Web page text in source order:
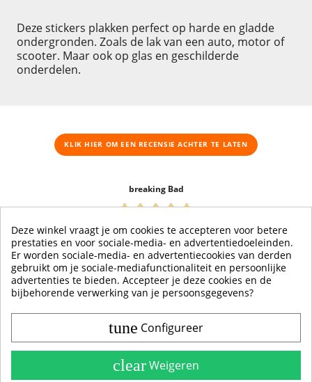
Deze stickers plakken perfect op harde en gladde
ondergronden. Zoals de lak van een auto, motor of
scooter. Maar ook op glas en geschilderde
onderdelen.
KLIK HIER OM EEN ​​RECENSIE ACHTER TE LATEN
breaking Bad
Jos Dik
snel geleverd en goede kwaliteit
Deze winkel vraagt je om cookies te accepteren voor betere
prestaties en voor sociale-media- en advertentiedoeleinden.
Er worden sociale-media- en advertentiecookies van derden
gebruikt om je sociale-mediafunctionaliteit en persoonlijke
advertenties te bieden. Accepteer je deze cookies en de
bijbehorende verwerking van je persoonsgegevens?
tune Configureer
clearWeigeren